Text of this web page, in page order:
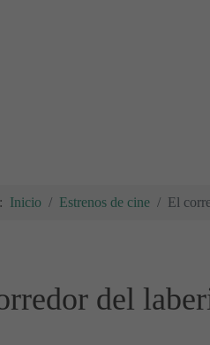
Inicio Estrenos de cine El
del